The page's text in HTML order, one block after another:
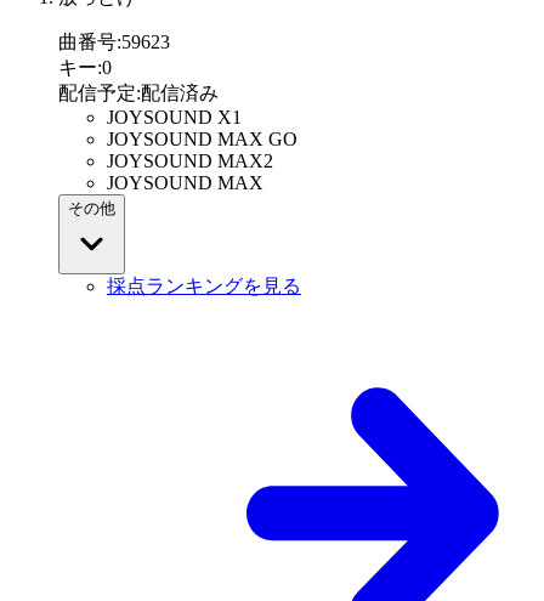
曲番号:59623
キー:0
配信予定:配信済み
JOYSOUND X1
JOYSOUND MAX GO
JOYSOUND MAX2
JOYSOUND MAX
その他
採点ランキングを見る